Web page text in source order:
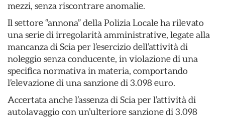
mezzi, senza riscontrare anomalie.
Il settore “annona” della Polizia Locale ha rilevato
una serie di irregolarità amministrative, legate alla
mancanza di Scia per l’esercizio dell’attività di
noleggio senza conducente, in violazione di una
specifica normativa in materia, comportando
l’elevazione di una sanzione di 3.098 euro.
Accertata anche l’assenza di Scia per l’attività di
autolavaggio con un’ulteriore sanzione di 3.098